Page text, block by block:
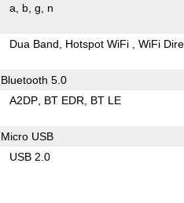
a b g n
Dua Band Hotspot WiFi WiFi
Bluetooth 5.0
A2DP BT EDR BT LE
Micro USB
USB 2.0